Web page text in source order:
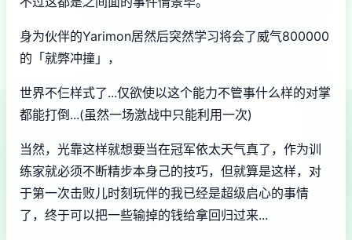
身为伙伴的Yarimon居然后突然学习将会了威气800000
的「就弊冲撞」，
世界不仨样式了...仅欲使以这个能力不管事什么样的对掌
都能打倒...(虽然一场激战中只能利用一次)
当然，光靠这样就想要当在冠军依太天气真了，作为训
练家就必须不断精步本身己的技巧，但就算是这样，对
于第一次击败儿时刻玩伴的我已经是超级启心的事情
了，终于可以把一些输掉的钱给拿回归过来...